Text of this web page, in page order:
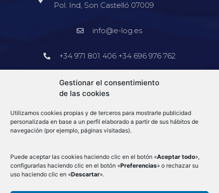
Gestionar el consentimiento
de las cookies
Utilizamos cookies propias y de terceros para mostrarle publicidad
personalizada en base a un perfil elaborado a partir de sus hábitos de
navegación (por ejemplo, páginas visitadas).
Puede aceptar las cookies haciendo clic en el botón «Aceptar todo»,
configurarlas haciendo clic en el botón «Preferencias» o rechazar su
uso haciendo clic en «Descartar».
Pol. Ind, Son Castelló 07009
info@e-log.es
+34 971 801 406 +34 696 976 762
+34 913 578 905
info@e-log.es
Blog